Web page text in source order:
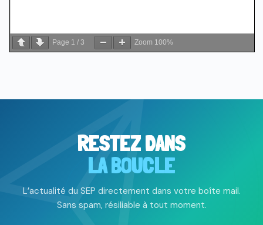
Page 1 / 3 Zoom 100%
RESTEZ DANS
LA BOUCLE
L’actualité du SEP directement dans votre boîte mail.
Sans spam, résiliable à tout moment.